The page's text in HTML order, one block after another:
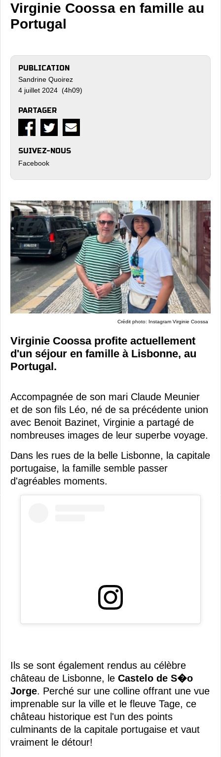
Virginie Coossa en famille au
Portugal
PUBLICATION
Sandrine Quoirez
4 juillet 2024 (4h09)
PARTAGER
SUIVEZ-NOUS
Facebook
Crédit photo: Instagram Virginie Coossa
Virginie Coossa profite actuellement
d'un séjour en famille à Lisbonne, au
Portugal.
Accompagnée de son mari Claude Meunier
et de son fils Léo, né de sa précédente union
avec Benoit Bazinet, Virginie a partagé de
nombreuses images de leur superbe voyage.
Dans les rues de la belle Lisbonne, la capitale
portugaise, la famille semble passer
d'agréables moments.
Ils se sont également rendus au célèbre
château de Lisbonne, le Castelo de S�o
Jorge. Perché sur une colline offrant une vue
imprenable sur la ville et le fleuve Tage, ce
château historique est l'un des points
culminants de la capitale portugaise et vaut
vraiment le détour!